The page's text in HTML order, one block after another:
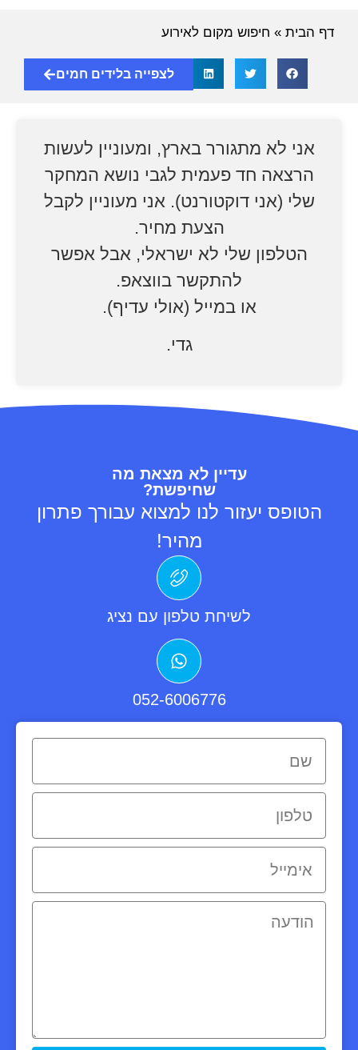
דף הבית » חיפוש מקום לאירוע
לצפייה בלידים חמים
אני לא מתגורר בארץ, ומעוניין לעשות
הרצאה חד פעמית לגבי נושא המחקר
שלי (אני דוקטורנט). אני מעוניין לקבל
הצעת מחיר.
הטלפון שלי לא ישראלי, אבל אפשר
להתקשר בווצאפ.
או במייל (אולי עדיף).
גדי.
עדיין לא מצאת מה
שחיפשת?
הטופס יעזור לנו למצוא עבורך פתרון
מהיר!
לשיחת טלפון עם נציג
052-6006776